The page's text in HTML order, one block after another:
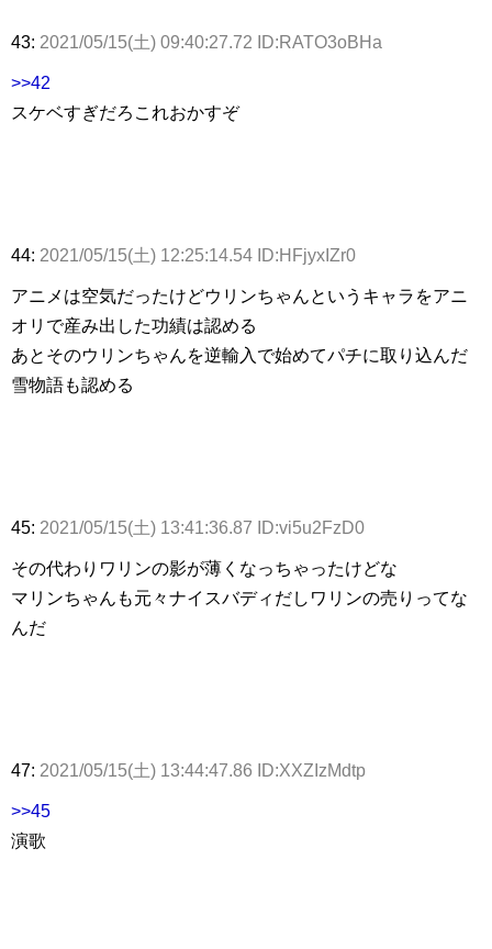
43: 2021/05/15(土) 09:40:27.72 ID:RATO3oBHa
>>42
スケベすぎだろこれおかすぞ
44: 2021/05/15(土) 12:25:14.54 ID:HFjyxIZr0
アニメは空気だったけどウリンちゃんというキャラをアニ
オリで産み出した功績は認める
あとそのウリンちゃんを逆輸入で始めてパチに取り込んだ
雪物語も認める
45: 2021/05/15(土) 13:41:36.87 ID:vi5u2FzD0
その代わりワリンの影が薄くなっちゃったけどな
マリンちゃんも元々ナイスバディだしワリンの売りってな
んだ
47: 2021/05/15(土) 13:44:47.86 ID:XXZIzMdtp
>>45
演歌